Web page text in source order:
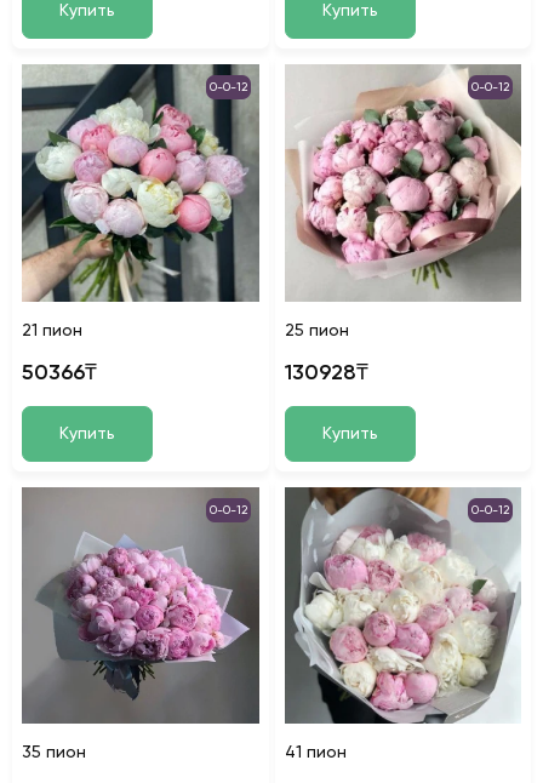
Купить Купить
0-0-12
21 пион
50366₸
Купить
0-0-12
25 пион
130928₸
Купить
0-0-12
35 пион
0-0-12
41 пион